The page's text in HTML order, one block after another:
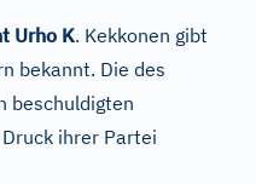
Urho K. Kekkonen gibt
bekannt. Die des
beschuldigten
ihrer Partei